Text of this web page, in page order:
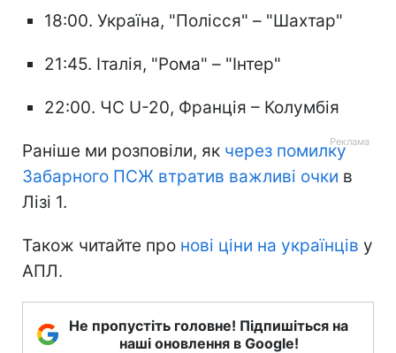
18:00. Україна, "Полісся" – "Шахтар"
21:45. Італія, "Рома" – "Інтер"
22:00. ЧС U-20, Франція – Колумбія
Раніше ми розповіли, як через помилку
Забарного ПСЖ втратив важливі очки в
Лізі 1.
Також читайте про нові ціни на українців у
АПЛ.
Не пропустіть головне! Підпишіться на
наші оновлення в Google!